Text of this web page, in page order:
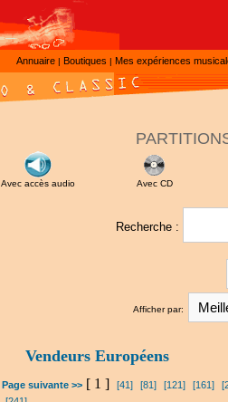
Annuaire | Boutiques | Mes expériences
Avec accès audio Avec CD
Recherche :
Afficher par:
Vendeurs Européens
Page suivante >> [ 1 ] [41] [81] [121] [161]